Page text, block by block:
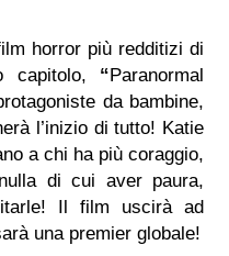
horror più redditizi di
capitolo, “Paranormal
da bambine,
l’inizio di tutto! Katie
a chi ha più coraggio,
di cui aver paura,
Il film uscirà ad
una premier globale!